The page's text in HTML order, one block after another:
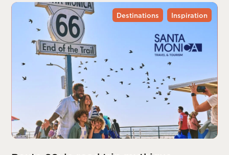
Destinations Inspiration